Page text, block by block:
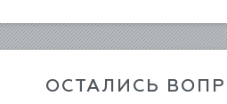
ОСТАЛИСЬ